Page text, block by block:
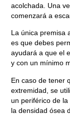
acolchada . Una
comenzará a
La única premisa
es quedebes
ayudará a que el
y con un mínimo
En caso de tener
extremidad, se
un periférico de
la densidad ósea